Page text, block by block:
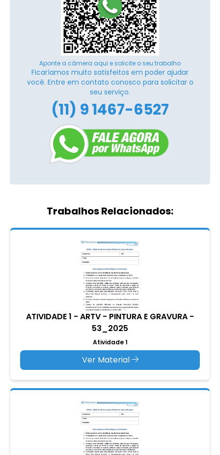
Aponte a câmera aqui e solicite o seu trabalho
Ficaríamos muito satisfeitos em poder ajudar
você. Entre em contato conosco para solicitar o
seu serviço.
(11) 9 1467-6527
Trabalhos Relacionados:
ATIVIDADE 1 - ARTV - PINTURA E GRAVURA -
53_2025
Atividade 1
Ver Material